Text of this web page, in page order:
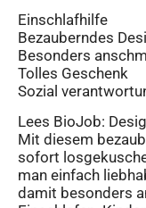
Einschlafhilfe
Bezauberndes
Besonders
Tolles Geschenk
Sozial
Lees BioJob:
Mit diesem
sofort
man einfach
damit besonders